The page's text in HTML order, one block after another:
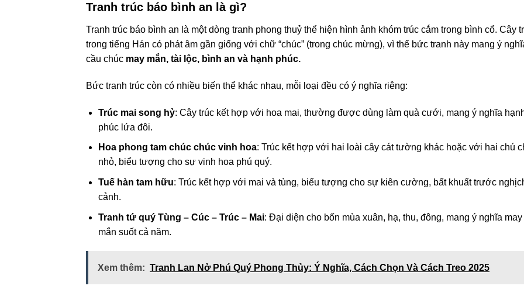
Tranh trúc báo bình an là gì?
Tranh trúc báo bình an là một dòng tranh phong thuỷ thể hiện hình ảnh khóm trúc cắm trong bình cổ. Cây
trong tiếng Hán có phát âm gần giống với chữ “chúc” (trong chúc mừng), vì thế bức tranh này mang ý
cầu chúc may mắn, tài lộc, bình an và hạnh phúc.
Bức tranh trúc còn có nhiều biến thể khác nhau, mỗi loại đều có ý nghĩa riêng:
Trúc mai song hỷ: Cây trúc kết hợp với hoa mai, thường được dùng làm quà cưới, mang ý nghĩa
phúc lứa đôi.
Hoa phong tam chúc chúc vinh hoa: Trúc kết hợp với hai loài cây cát tường khác hoặc với hai chú
nhỏ, biểu tượng cho sự vinh hoa phú quý.
Tuế hàn tam hữu: Trúc kết hợp với mai và tùng, biểu tượng cho sự kiên cường, bất khuất trước
cảnh.
Tranh tứ quý Tùng – Cúc – Trúc – Mai: Đại diện cho bốn mùa xuân, hạ, thu, đông, mang ý nghĩa may
mắn suốt cả năm.
Xem thêm: Tranh Lan Nở Phú Quý Phong Thủy: Ý Nghĩa, Cách Chọn Và Cách Treo 2025